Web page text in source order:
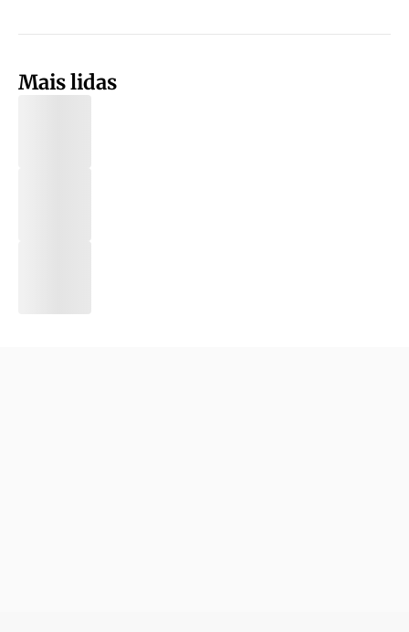
Mais lidas